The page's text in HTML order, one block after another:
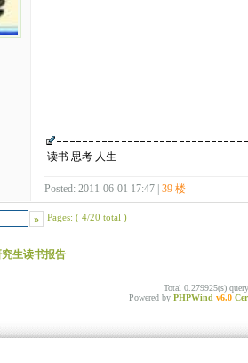
读书 思考 人生
Posted: 2011-06-01 17:47 | 39 楼
» Pages: ( 4/20 total )
生读书报告
Total 0.279925(s)
Powered by PHPWind v6.0